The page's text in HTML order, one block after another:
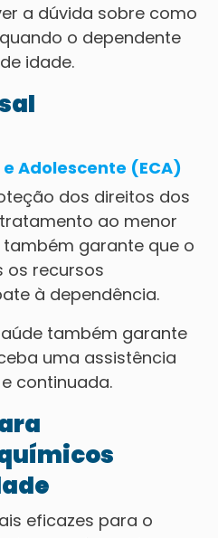
a dúvida sobre como
o dependente
idade.
Adolescente (ECA)
dos direitos dos
ao menor
garante que o
os recursos
à dependência.
também garante
uma assistência
continuada.
eficazes para o